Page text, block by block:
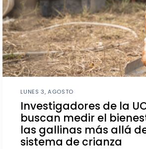
LUNES 3, AGOSTO
Investigadores de la
buscan medir el
las gallinas más allá
sistema de crianza